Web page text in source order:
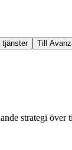
tjänster
Till
strategi över